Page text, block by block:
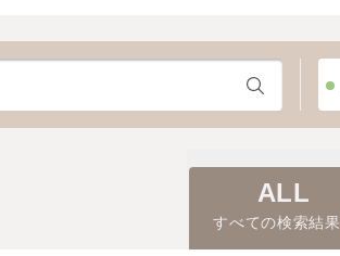
ALL
すべての検索結果